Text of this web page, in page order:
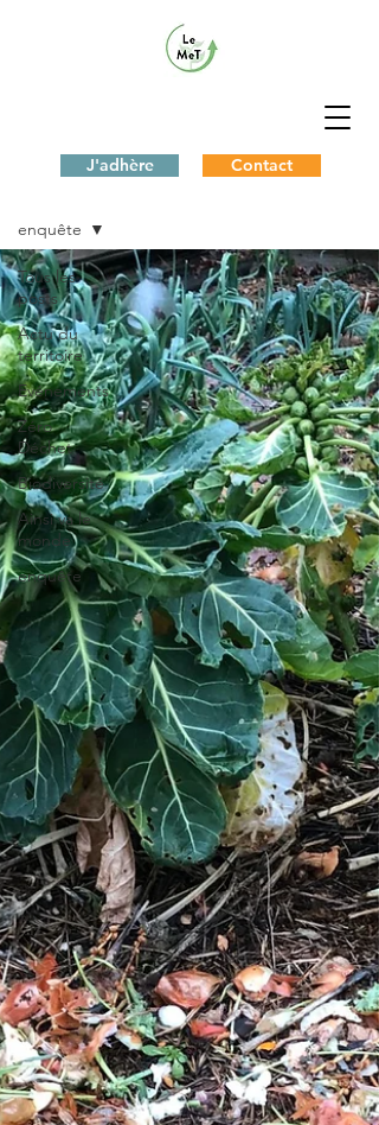
J'adhère Contact
Le Blog du MeT
Tous les
posts
Actu du
territoire
Evénements
Zéro
Déchet
Biodiversité
Ainsi va le
monde
enquête
enquête